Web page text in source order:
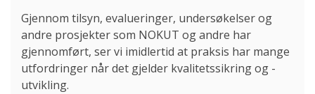
Gjennom tilsyn, evalueringer, undersøkelser og
andre prosjekter som NOKUT og andre har
gjennomført, ser vi imidlertid at praksis har mange
utfordringer når det gjelder kvalitetssikring og -
utvikling.